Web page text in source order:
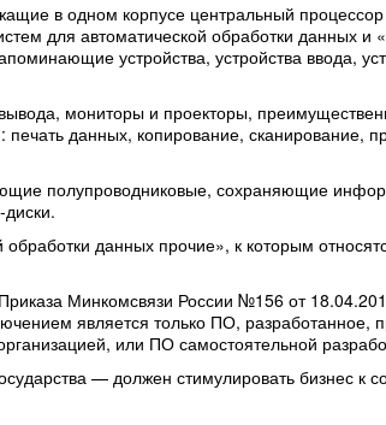
в одном корпусе центральный процессор
для автоматической обработки данных
устройства, устройства ввода,
мониторы и проекторы,
данных, копирование, сканирование,
полупроводниковые, сохраняющие
данных прочие», к которым
Минкомсвязи России №156 от
является только ПО, разработанное,
или ПО самостоятельной
— должен стимулировать бизнес к